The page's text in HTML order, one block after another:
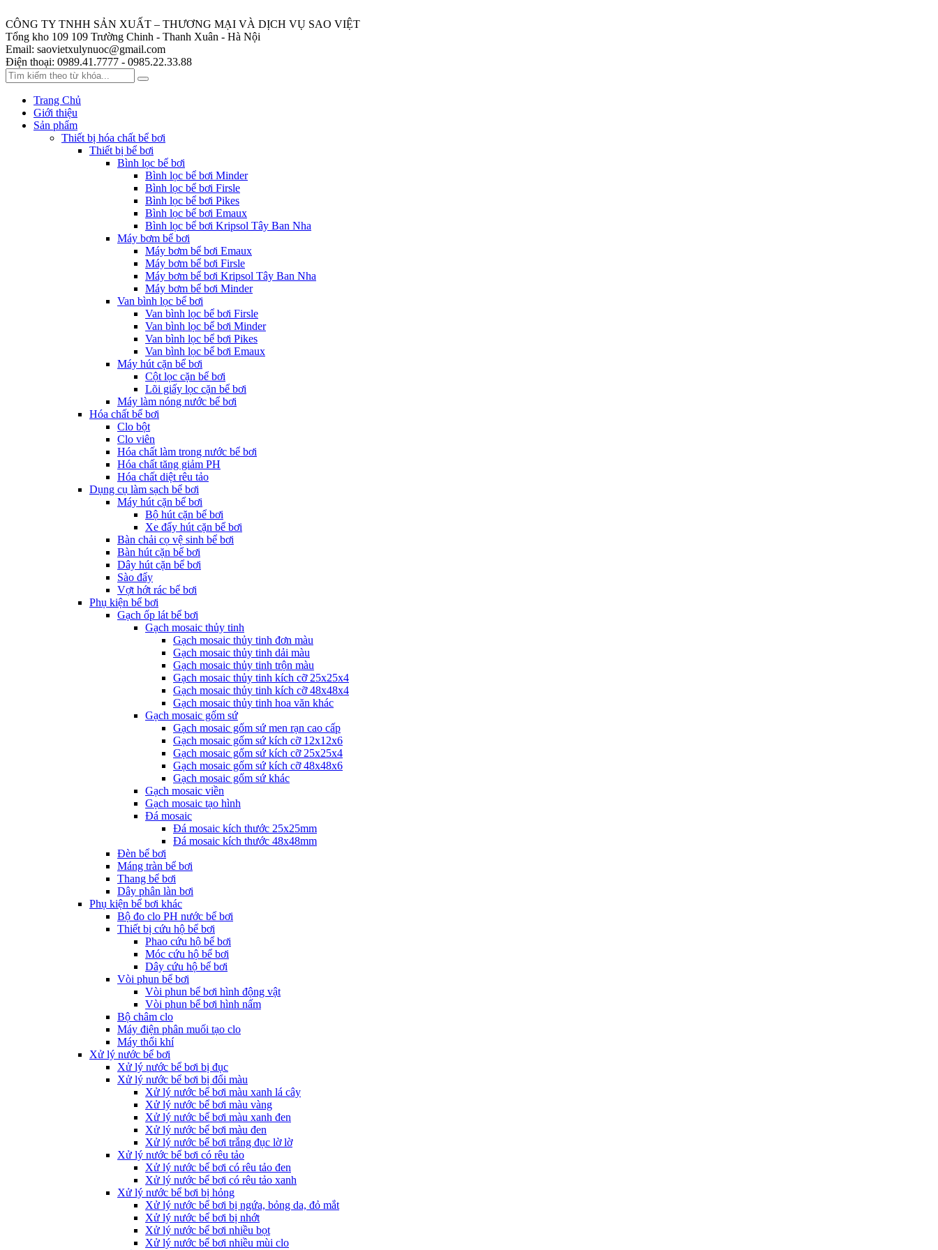
CÔNG TY TNHH SẢN XUẤT – THƯƠNG MẠI VÀ DỊCH VỤ SAO VIỆT
Tổng kho 109 109 Trường Chinh - Thanh Xuân - Hà Nội
Email: saovietxulynuoc@gmail.com
Điện thoại: 0989.41.7777 - 0985.22.33.88
Trang Chủ
Giới thiệu
Sản phẩm
Thiết bị hóa chất bể bơi
Thiết bị bể bơi
Bình lọc bể bơi
Bình lọc bể bơi Minder
Bình lọc bể bơi Firsle
Bình lọc bể bơi Pikes
Bình lọc bể bơi Emaux
Bình lọc bể bơi Kripsol Tây Ban Nha
Máy bơm bể bơi
Máy bơm bể bơi Emaux
Máy bơm bể bơi Firsle
Máy bơm bể bơi Kripsol Tây Ban Nha
Máy bơm bể bơi Minder
Van bình lọc bể bơi
Van bình lọc bể bơi Firsle
Van bình lọc bể bơi Minder
Van bình lọc bể bơi Pikes
Van bình lọc bể bơi Emaux
Máy hút cặn bể bơi
Cột lọc cặn bể bơi
Lõi giấy lọc cặn bể bơi
Máy làm nóng nước bể bơi
Hóa chất bể bơi
Clo bột
Clo viên
Hóa chất làm trong nước bể bơi
Hóa chất tăng giảm PH
Hóa chất diệt rêu tảo
Dụng cụ làm sạch bể bơi
Máy hút cặn bể bơi
Bộ hút cặn bể bơi
Xe đẩy hút cặn bể bơi
Bàn chải cọ vệ sinh bể bơi
Bàn hút cặn bể bơi
Dây hút cặn bể bơi
Sào đẩy
Vợt hớt rác bể bơi
Phụ kiện bể bơi
Gạch ốp lát bể bơi
Gạch mosaic thủy tinh
Gạch mosaic thủy tinh đơn màu
Gạch mosaic thủy tinh dải màu
Gạch mosaic thủy tinh trộn màu
Gạch mosaic thủy tinh kích cỡ 25x25x4
Gạch mosaic thủy tinh kích cỡ 48x48x4
Gạch mosaic thủy tinh hoa văn khác
Gạch mosaic gốm sứ
Gạch mosaic gốm sứ men rạn cao cấp
Gạch mosaic gốm sứ kích cỡ 12x12x6
Gạch mosaic gốm sứ kích cỡ 25x25x4
Gạch mosaic gốm sứ kích cỡ 48x48x6
Gạch mosaic gốm sứ khác
Gạch mosaic viền
Gạch mosaic tạo hình
Đá mosaic
Đá mosaic kích thước 25x25mm
Đá mosaic kích thước 48x48mm
Đèn bể bơi
Máng tràn bể bơi
Thang bể bơi
Dây phân làn bơi
Phụ kiện bể bơi khác
Bộ đo clo PH nước bể bơi
Thiết bị cứu hộ bể bơi
Phao cứu hộ bể bơi
Móc cứu hộ bể bơi
Dây cứu hộ bể bơi
Vòi phun bể bơi
Vòi phun bể bơi hình động vật
Vòi phun bể bơi hình nấm
Bộ châm clo
Máy điện phân muối tạo clo
Máy thổi khí
Xử lý nước bể bơi
Xử lý nước bể bơi bị đục
Xử lý nước bể bơi bị đổi màu
Xử lý nước bể bơi màu xanh lá cây
Xử lý nước bể bơi màu vàng
Xử lý nước bể bơi màu xanh đen
Xử lý nước bể bơi màu đen
Xử lý nước bể bơi trắng đục lờ lờ
Xử lý nước bể bơi có rêu tảo
Xử lý nước bể bơi có rêu tảo đen
Xử lý nước bể bơi có rêu tảo xanh
Xử lý nước bể bơi bị hỏng
Xử lý nước bể bơi bị ngứa, bỏng da, đỏ mắt
Xử lý nước bể bơi bị nhớt
Xử lý nước bể bơi nhiều bọt
Xử lý nước bể bơi nhiều mùi clo